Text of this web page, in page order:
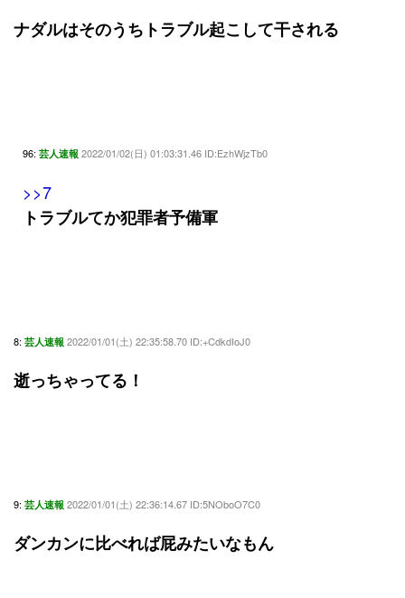
ナダルはそのうちトラブル起こして干される
96: 芸人速報 2022/01/02(日) 01:03:31.46 ID:EzhWjzTb0
>>7
トラブルてか犯罪者予備軍
8: 芸人速報 2022/01/01(土) 22:35:58.70 ID:+CdkdIoJ0
逝っちゃってる！
9: 芸人速報 2022/01/01(土) 22:36:14.67 ID:5NOboO7C0
ダンカンに比べれば屁みたいなもん